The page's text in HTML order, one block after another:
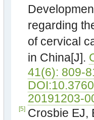
regarding
of cervical
in China[J].
41(6): 809-
20191203-
[5] Crosbie EJ,